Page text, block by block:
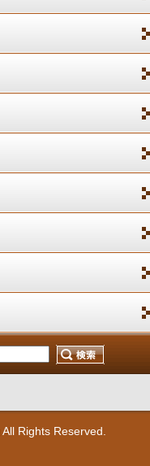
All Rights Reserved.